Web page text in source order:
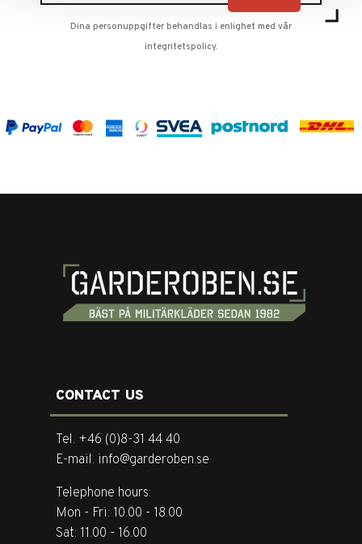
Dina personuppgifter behandlas i enlighet med vår
integritetspolicy.
CONTACT US
Tel. +46 (0)8-31 44 40
E-mail. info@garderoben.se
Telephone hours:
Mon - Fri: 10.00 - 18.00
Sat: 11.00 - 16.00